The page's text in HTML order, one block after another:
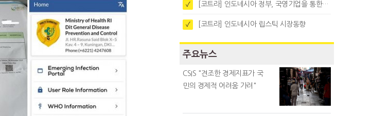
✓ [코트라] 인도네시아 정부, 국영기업을 통한 석탄·팜유·합금철 수출 중앙집중화 추진
✓ [코트라] 인도네시아 립스틱 시장동향
주요뉴스
CSIS "견조한 경제지표가 국
민의 경제적 어려움 가려"